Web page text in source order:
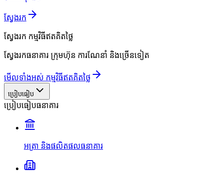
ស្វែងរក
ស្វែងរក កម្មវិធីឥតគិតថ្លៃ
ស្វែងរកធនាគារ ក្រុមហ៊ុន ការណែនាំ និងច្រើនទៀត
មើលទាំងអស់ កម្មវិធីឥតគិតថ្លៃ
ប្រៀបធៀប
ប្រៀបធៀបធនាគារ
អត្រា និងផលិតផលធនាគារ